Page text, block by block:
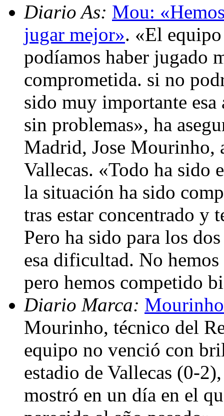
Diario As: Mou:
jugar mejor». «El
podíamos haber jugado
comprometida. si no
sido muy importante
sin problemas», ha
Madrid, Jose Mourinho,
Vallecas. «Todo ha sido
la situación ha sido
tras estar concentrado y
Pero ha sido para los
esa dificultad. No
pero hemos competido
Diario Marca:
Mourinho, técnico del
equipo no venció con
estadio de Vallecas (0-
mostró en un día en el